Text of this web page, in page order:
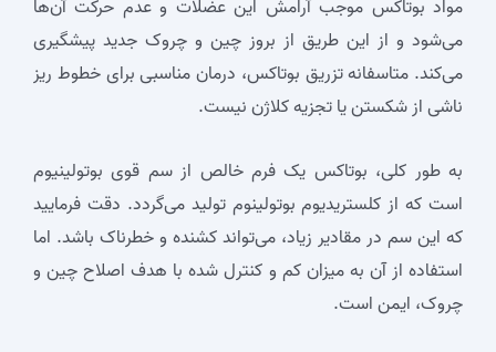
مواد بوتاکس موجب آرامش این عضلات و عدم حرکت آن‌ها
می‌شود و از این طریق از بروز چین و چروک جدید پیشگیری
می‌کند. متاسفانه تزریق بوتاکس، درمان مناسبی برای خطوط ریز
ناشی از شکستن یا تجزیه کلاژن نیست.
به طور کلی، بوتاکس یک فرم خالص از سم قوی بوتولینیوم
است که از کلستریدیوم بوتولینوم تولید می‌گردد. دقت فرمایید
که این سم در مقادیر زیاد، می‌تواند کشنده و خطرناک باشد. اما
استفاده از آن به میزان کم و کنترل شده با هدف اصلاح چین و
چروک، ایمن است.